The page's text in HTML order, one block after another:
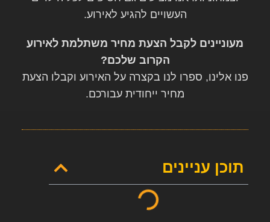
העשויים להגיע לאירוע.
מעוניינים לקבל הצעת מחיר משתלמת לאירוע
הקרוב שלכם?
פנו אלינו, ספרו לנו בקצרה על האירוע וקבלו הצעת
מחיר ייחודית עבורכם.
תוכן עניינים